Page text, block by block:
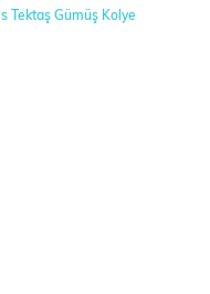
Tektaş Gümüş Kolye